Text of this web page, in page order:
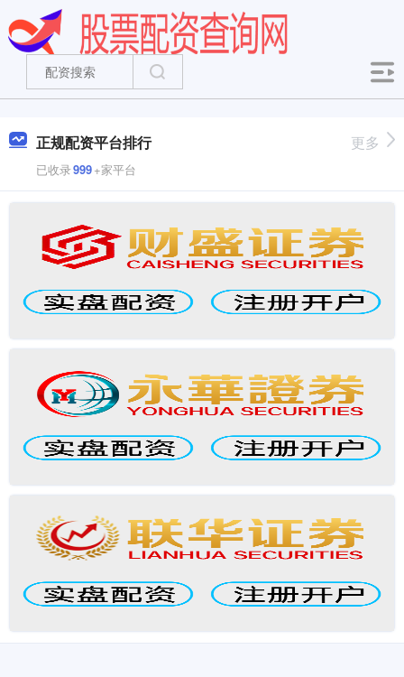
正规配资平台排行
已收录999+家平台
更多